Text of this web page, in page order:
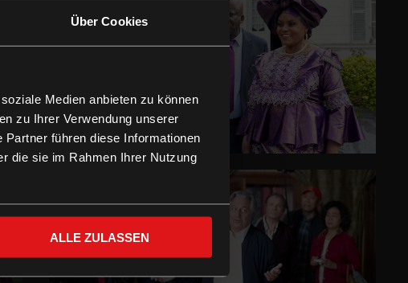
Über Cookies
Medien anbieten zu können
zu Ihrer Verwendung unserer
führen diese Informationen
die sie im Rahmen Ihrer Nutzung
ALLE ZULASSEN